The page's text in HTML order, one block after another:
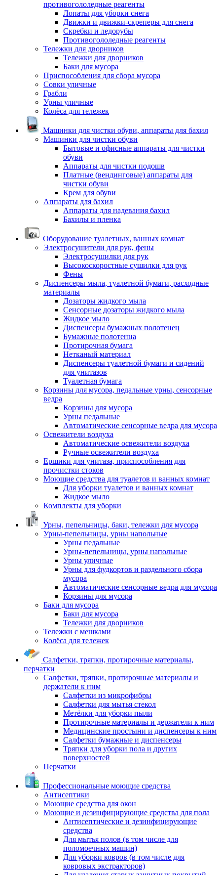
противогололедные реагенты
Лопаты для уборки снега
Движки и движки-скреперы для снега
Скребки и ледорубы
Противогололедные реагенты
Тележки для дворников
Тележки для дворников
Баки для мусора
Приспособления для сбора мусора
Совки уличные
Грабли
Урны уличные
Колёса для тележек
Машинки для чистки обуви, аппараты для бахил
Машинки для чистки обуви
Бытовые и офисные аппараты для чистки
обуви
Аппараты для чистки подошв
Платные (вендинговые) аппараты для
чистки обуви
Крем для обуви
Аппараты для бахил
Аппараты для надевания бахил
Бахилы и пленка
Оборудование туалетных, ванных комнат
Электросушители для рук, фены
Электросушилки для рук
Высокоскоростные сушилки для рук
Фены
Диспенсеры мыла, туалетной бумаги, расходные
материалы
Дозаторы жидкого мыла
Сенсорные дозаторы жидкого мыла
Жидкое мыло
Диспенсеры бумажных полотенец
Бумажные полотенца
Протирочная бумага
Нетканый материал
Диспенсеры туалетной бумаги и сидений
для унитазов
Туалетная бумага
Корзины для мусора, педальные урны, сенсорные
ведра
Корзины для мусора
Урны педальные
Автоматические сенсорные ведра для мусора
Освежители воздуха
Автоматические освежители воздуха
Ручные освежители воздуха
Ершики для унитаза, приспособления для
прочистки стоков
Моющие средства для туалетов и ванных комнат
Для уборки туалетов и ванных комнат
Жидкое мыло
Комплекты для уборки
Урны, пепельницы, баки, тележки для мусора
Урны-пепельницы, урны напольные
Урны педальные
Урны-пепельницы, урны напольные
Урны уличные
Урны для фудкортов и раздельного сбора
мусора
Автоматические сенсорные ведра для мусора
Корзины для мусора
Баки для мусора
Баки для мусора
Тележки для дворников
Тележки с мешками
Колёса для тележек
Салфетки, тряпки, протирочные материалы,
перчатки
Салфетки, тряпки, протирочные материалы и
держатели к ним
Салфетки из микрофибры
Салфетки для мытья стекол
Метёлки для уборки пыли
Протирочные материалы и держатели к ним
Медицинские простыни и диспенсеры к ним
Салфетки бумажные и диспенсеры
Тряпки для уборки пола и других
поверхностей
Перчатки
Профессиональные моющие средства
Антисептики
Моющие средства для окон
Моющие и дезинфицирующие средства для пола
Антисептические и дезинфицирующие
средства
Для мытья полов (в том числе для
поломоечных машин)
Для уборки ковров (в том числе для
ковровых экстракторов)